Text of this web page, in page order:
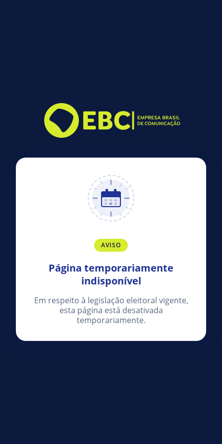
AVISO
Página temporariamente
indisponível
Em respeito à legislação eleitoral vigente,
esta página está desativada
temporariamente.